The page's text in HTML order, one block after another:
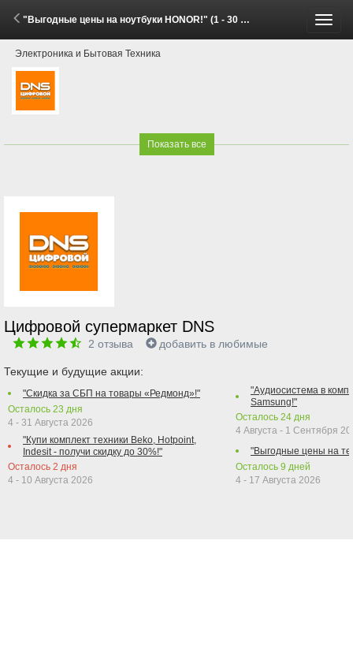
"Выгодные цены на ноутбуки HONOR!" (1 - 30 Июня 2026)
Электроника и Бытовая Техника
Показать все
Цифровой супермаркет DNS
2 отзыва добавить в любимые
Текущие и будущие акции:
"Скидка за СБП на товары «Редмонд»!"
Осталось 23 дня
4 - 31 Августа 2026
"Купи комплект техники Beko, Hotpoint,
Indesit - получи скидку до 30%!"
Осталось 2 дня
4 - 10 Августа 2026
"Аудиосистема в
Samsung!"
Осталось 24 дня
4 Августа - 1 Сентября
"Выгодные цены на
Осталось 9 дней
4 - 17 Августа 2026